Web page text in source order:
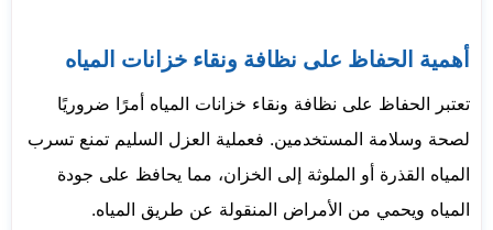
أهمية الحفاظ على نظافة ونقاء خزانات المياه
تعتبر الحفاظ على نظافة ونقاء خزانات المياه أمرًا ضروريًا
لصحة وسلامة المستخدمين. فعملية العزل السليم تمنع تسرب
المياه القذرة أو الملوثة إلى الخزان، مما يحافظ على جودة
المياه ويحمي من الأمراض المنقولة عن طريق المياه.